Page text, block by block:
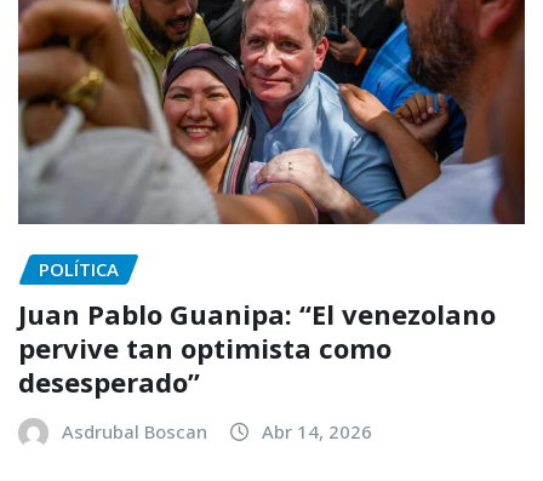
POLÍTICA
Juan Pablo Guanipa: “El venezolano
pervive tan optimista como
desesperado”
Asdrubal Boscan Abr 14, 2026